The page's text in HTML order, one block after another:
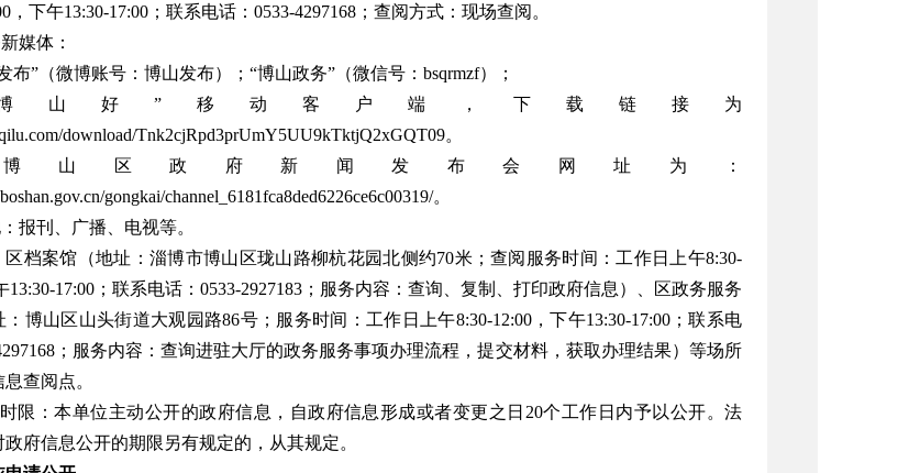
，下午13:30-17:00；联系电话：0533-4297168；查阅方式：现场查阅。
媒体：
布”（微博账号：博山发布）；“博山政务”（微信号：bsqrmzf）；
山好”移动客户端，下载链接为
download/Tnk2cjRpd3prUmY5UU9kTktjQ2xGQT09。
山区政府新闻发布会网址为：
gongkai/channel_6181fca8ded6226ce6c00319/。
报刊、广播、电视等。
区档案馆（地址：淄博市博山区珑山路柳杭花园北侧约70米；查阅服务时间：工作日上午8:30-
13:30-17:00；联系电话：0533-2927183；服务内容：查询、复制、打印政府信息）、区政务服务
：博山区山头街道大观园路86号；服务时间：工作日上午8:30-12:00，下午13:30-17:00；联系电
；服务内容：查询进驻大厅的政务服务事项办理流程，提交材料，获取办理结果）等场所
查阅点。
限：本单位主动公开的政府信息，自政府信息形成或者变更之日20个工作日内予以公开。法
府信息公开的期限另有规定的，从其规定。